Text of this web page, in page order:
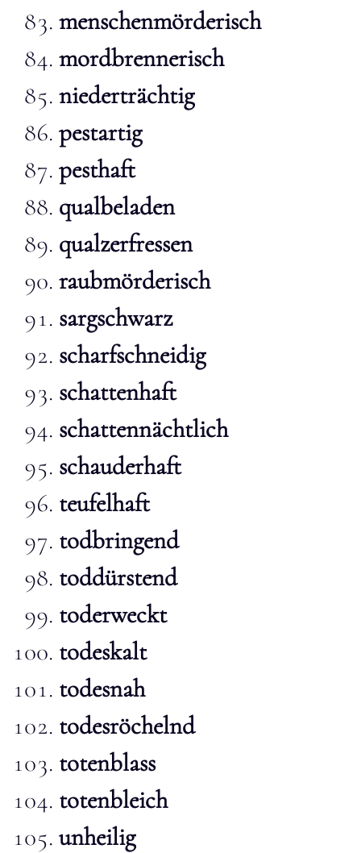
menschenmörderisch
mordbrennerisch
niederträchtig
pestartig
pesthaft
qualbeladen
qualzerfressen
raubmörderisch
sargschwarz
scharfschneidig
schattenhaft
schattennächtlich
schauderhaft
teufelhaft
todbringend
toddürstend
toderweckt
todeskalt
todesnah
todesröchelnd
totenblass
totenbleich
unheilig